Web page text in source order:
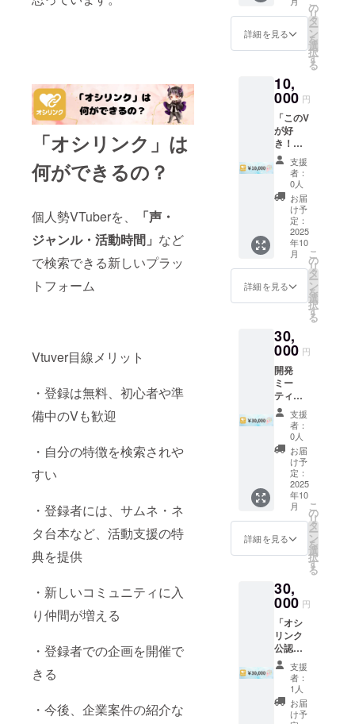
「オシリンク」は
何ができるの？
個人勢VTuberを、
「声・
ジャンル・活動時間」 など
で検索できる新しいプラッ
トフォーム
Vtuver目線メリット
・登録は無料、初心者や準
備中のVも歓迎
・自分の特徴を検索されや
すい
・登録者には、サムネ・ネ
タ台本など、活動支援の特
典を提供
・新しいコミュニティに入
り仲間が増える
・登録者での企画を開催で
きる
・今後、企業案件の紹介な
から1年
間掲載
・掲載
方法：
文字の
意事
項：支
援時、
必ず備
考欄に
掲載を
希望さ
れるお
名前を
ご記入
くださ
い ・支
援者様
との連
絡方
法：詳
細は
す。
詳細を見る
の
リ
タ
ー
ン
を
選
択
す
る
10,
000 円
「このV
が好
き！」
紹介枠
に好き
なVを掲
載でき
る ・掲
載期
間：HP
完成か
ら１か
月掲載
・掲載
方法：
文字・
ン等 ・
注意事
項：
メール
にてや
り取り
させて
いただ
きます
支援
者：
0人
お届
け予
定：
2025
年10
月
詳細を見る
こ
の
リ
タ
ー
ン
を
選
択
す
る
30,
000 円
開発
ミー
ティン
グ参加
権（限
Zoom）
＋V向け
素材制
作権 ※
７月ご
ろの開
催予定
です ・
支援者
様との
法：詳
細は
メール
で連絡
しま
す。
支援
者：
0人
お届
け予
定：
2025
年10
月
詳細を見る
こ
の
リ
タ
ー
ン
を
選
択
す
る
30,
000 円
「オシ
リンク
公認ク
リエイ
ター」
枠に認
定 ・掲
載期
支援
者：
1人
お届
け予